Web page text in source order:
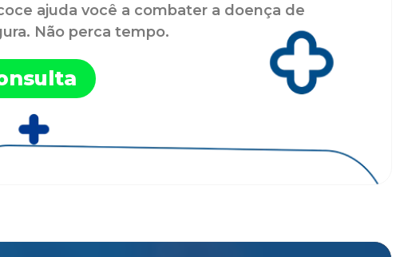
ajuda você a combater a doença de
Não perca tempo.